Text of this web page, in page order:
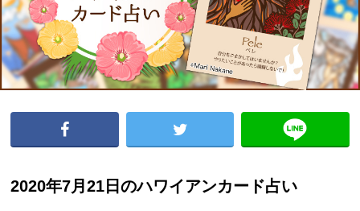
2020年7月21日のハワイアンカード占い